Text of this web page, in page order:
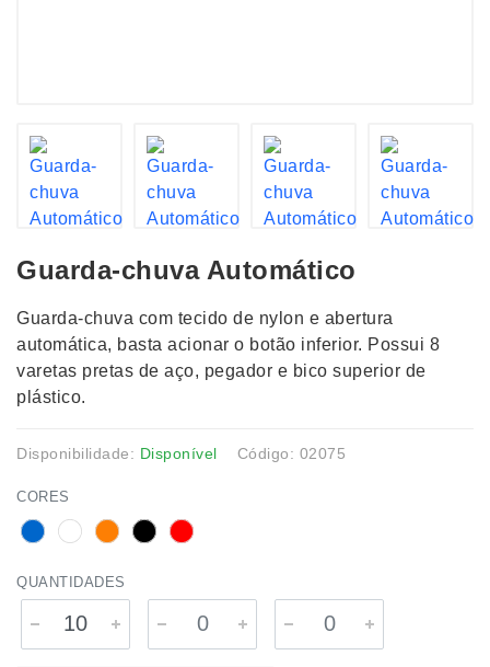
Guarda-chuva Automático
Guarda-chuva com tecido de nylon e abertura
automática, basta acionar o botão inferior. Possui 8
varetas pretas de aço, pegador e bico superior de
plástico.
Disponibilidade: Disponível Código: 02075
CORES
QUANTIDADES